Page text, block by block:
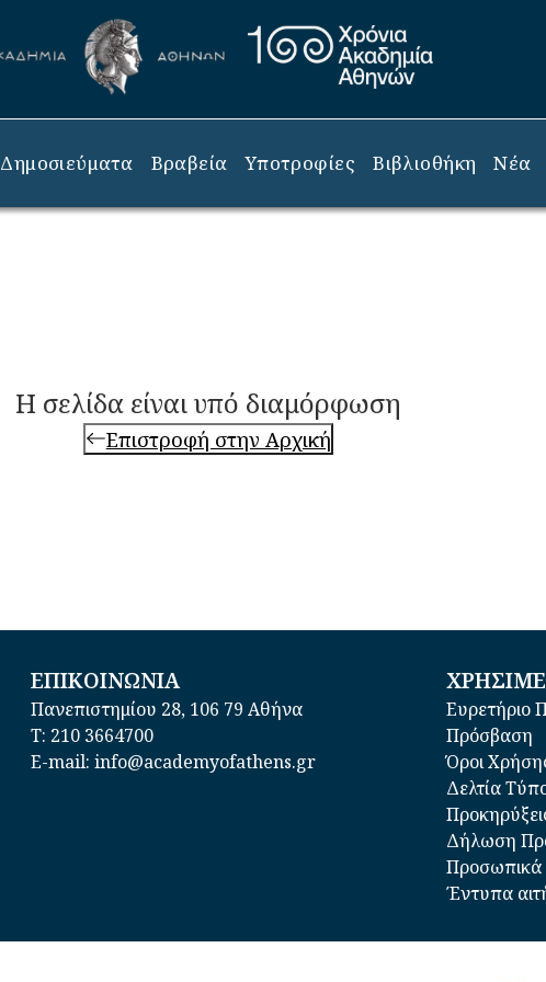
Δημοσιεύματα Βραβεία Υποτροφίες Βιβλιοθήκη Νέα
Η σελίδα είναι υπό διαμόρφωση
Επιστροφή στην Αρχική
ΕΠΙΚΟΙΝΩΝΙΑ
Πανεπιστημίου 28, 106 79 Αθήνα
Τ: 210 3664700
E-mail: info@academyofathens.gr
Πρόσβαση
Όροι
Δελτία
Δήλωση
Προσωπικά
Έντυπα